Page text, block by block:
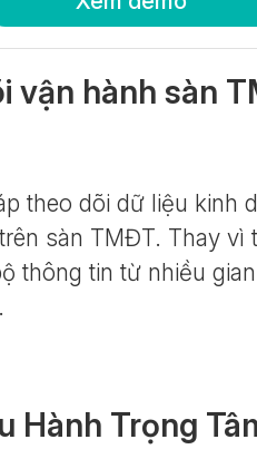
vận hành sàn
theo dõi dữ liệu kinh
sàn TMĐT. Thay vì
thông tin từ nhiều
Hành Trọng